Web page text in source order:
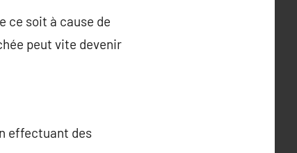
ce soit à cause de
peut vite devenir
effectuant des